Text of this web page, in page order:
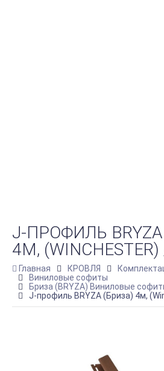
J-ПРОФИЛЬ
4М,
Главная КРОВЛЯ
Виниловые софиты
Бриза (BRYZA) Виниловые
J-профиль BRYZA (Бриза) 4м,